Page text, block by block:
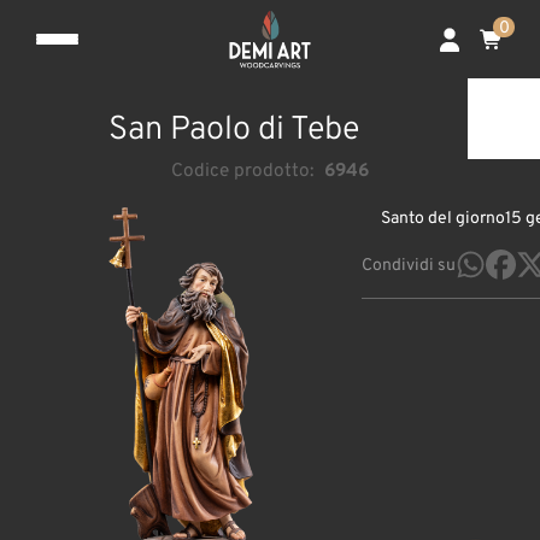
0
San Paolo di Tebe
Codice prodotto: 6946
Santo del giorno15
Condividi su